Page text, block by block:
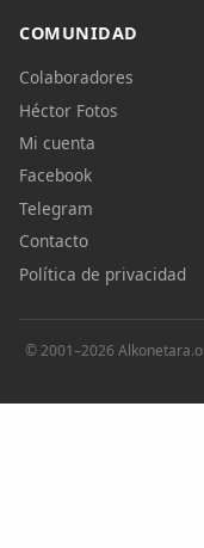
COMUNIDAD
Colaboradores
Héctor Fotos
Mi cuenta
Facebook
Telegram
Contacto
Política de privacidad
© 2001–2026